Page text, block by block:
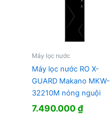
Máy lọc nước
Máy lọc nước RO X-
GUARD Makano MKW-
32210M nóng nguội
7.490.000₫